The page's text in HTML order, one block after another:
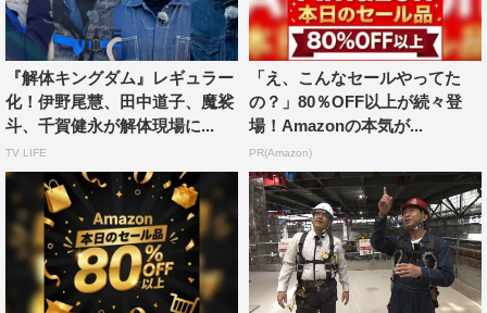
ていくのを見て、感動しました。周囲に破片一つ落とさな
いよう、常に安全に気を付けながら作業する職人さんたち
の姿を見て、あらためて日本の解体技術の高さを教えても
らいました。自分たちの街のはるか上空でこんなすごい解
体工事をしているということを、ぜひ多くの人に知ってほ
番組情報
『解体キングダム』高さ150m!?巨大煙突を解体せよ」
NHK総合
『解体キングダム』レギュラー
化！伊野尾慧、田中道子、魔裟
斗、千賀健永が解体現場に...
TV LIFE
「え、こんなセールやってた
の？」80％OFF以上が続々登
場！Amazonの本気が...
PR(Amazon)